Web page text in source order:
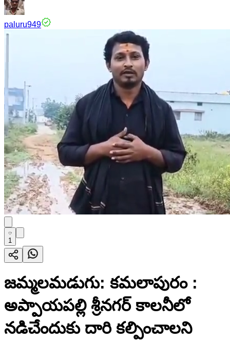
paluru949
1
జమ్మలమడుగు: కమలాపురం :
అప్పాయపల్లి శ్రీనగర్ కాలనీలో
నడిచేందుకు దారి కల్పించాలని